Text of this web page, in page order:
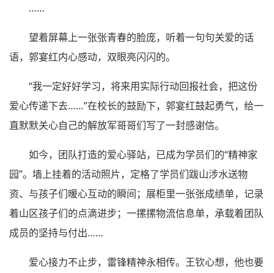
……
望着屏幕上一张张青春的脸庞，听着一句句关爱的话
语，郭宴红内心感动，双眼亮闪闪的。
“我一定好好学习，将来用实际行动回报社会，把这份
爱心传递下去……”在校长的鼓励下，郭宴红鼓起勇气，给一
直默默关心自己的解放军哥哥们写了一封感谢信。
如今，团队打造的爱心驿站，已成为学员们的“精神家
园”。墙上挂着的活动照片，定格了学员们跋山涉水送物
资、与孩子们暖心互动的瞬间；展柜里一张张成绩单，记录
着山区孩子们的点滴进步；一摞摞物流信息单，承载着团队
成员的坚持与付出……
爱心接力不止步，雷锋精神永相传。王钦心想，他也要